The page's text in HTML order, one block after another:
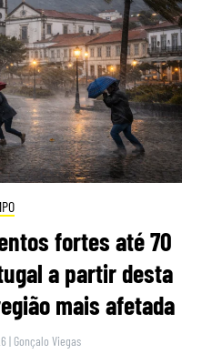
fortes até 70
a partir desta
mais afetada
| Gonçalo Viegas